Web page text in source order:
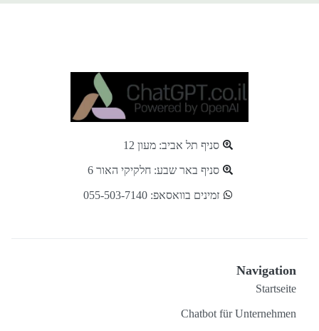
סניף תל אביב: מעון 12
סניף באר שבע: חלקיקי האור 6
זמינים בוואסאפ: 055-503-7140⁩
Navigation
Startseite
Chatbot für Unternehmen